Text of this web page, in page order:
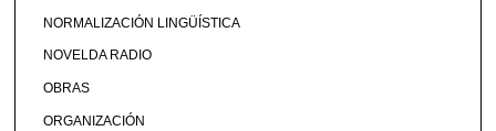
NORMALIZACIÓN LINGÜÍSTICA
NOVELDA RADIO
OBRAS
ORGANIZACIÓN